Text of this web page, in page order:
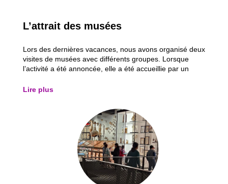
L’attrait des musées
Lors des dernières vacances, nous avons organisé deux
visites de musées avec différents groupes. Lorsque
l’activité a été annoncée, elle a été accueillie par un
nul » et autres exclamations plutôt négatives. J’ai donc
Lire plus